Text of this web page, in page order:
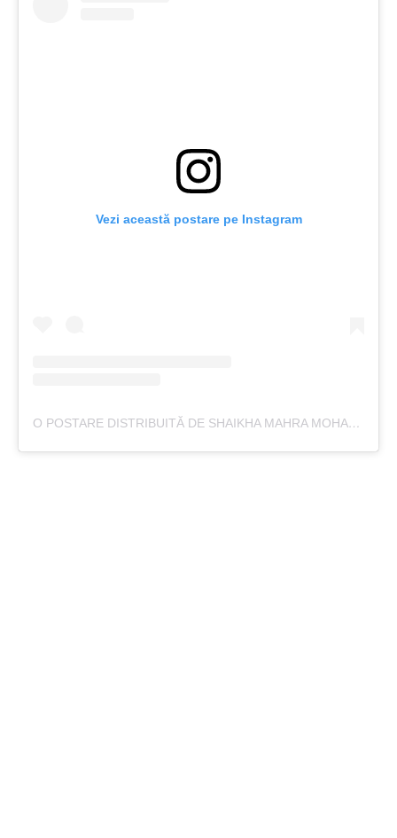
Vezi această postare pe Instagram
O POSTARE DISTRIBUITĂ DE SHAIKHA MAHRA MOHAMMED RASHED AL MAKTOUM (@HHSHMAHRA)